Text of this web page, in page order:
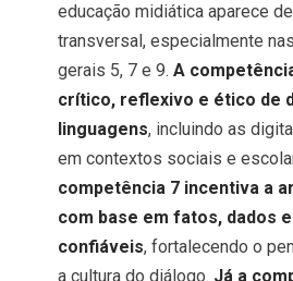
educação midiática aparece
transversal, especialmente
gerais 5, 7 e 9. A
crítico, reflexivo e ético de
linguagens, incluindo as
em contextos sociais e
competência 7 incentiva a
com base em fatos, dados
confiáveis, fortalecendo o
a cultura do diálogo. Já a